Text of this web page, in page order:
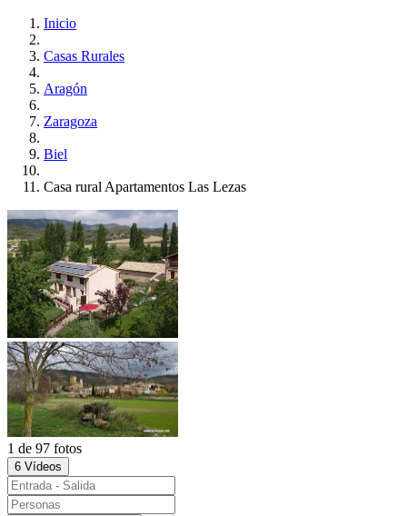
Inicio
Casas Rurales
Aragón
Zaragoza
Biel
Casa rural Apartamentos Las Lezas
1 de 97 fotos
6 Vídeos